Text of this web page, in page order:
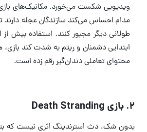
ویدیویی شکست می‌خورد. مکانیک‌های
مدام احساس می‌کند سازندگان عجله دارند
ابتدایی دشمنان و ریتم به شدت کند بازی،
محتوای تعاملی دندان‌گیر رقم زده است.
۲. بازی Death Stranding
بدون شک، دث استرندینگ اثری نیست که